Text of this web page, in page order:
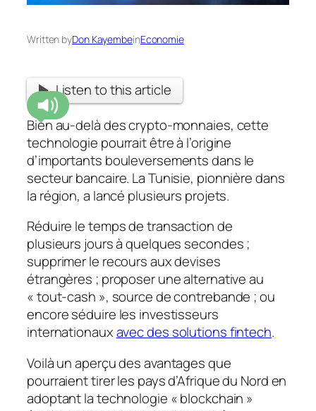
Written byDon KayembeinEconomie
Listen to this article
Bien au-delà des crypto-monnaies, cette
technologie pourrait être à l’origine
d’importants bouleversements dans le
secteur bancaire. La Tunisie, pionnière dans
la région, a lancé plusieurs projets.
Réduire le temps de transaction de
plusieurs jours à quelques secondes ;
supprimer le recours aux devises
étrangères ; proposer une alternative au
« tout-cash », source de contrebande ; ou
encore séduire les investisseurs
internationauxavec des solutions fintech.
Voilà un aperçu des avantages que
pourraient tirer les pays d’Afrique du Nord en
adoptant la technologie « blockchain »